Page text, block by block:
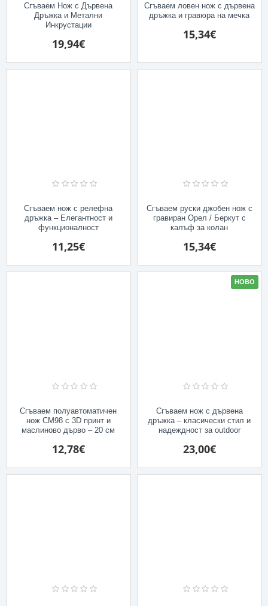
Сгъваем Нож с Дървена
Дръжка и Метални
Инкрустации
19,94€
Сгъваем ловен нож с дървена
дръжка и гравюра на мечка
15,34€
Сгъваем нож с релефна
дръжка – Елегантност и
функционалност
11,25€
Сгъваем руски джобен нож с
гравиран Орел / Беркут с
калъф за колан
15,34€
Сгъваем полуавтоматичен
нож CM98 с 3D принт и
маслиново дърво – 20 см
12,78€
НОВО
Сгъваем нож с дървена
дръжка – класически стил и
надеждност за outdoor
23,00€